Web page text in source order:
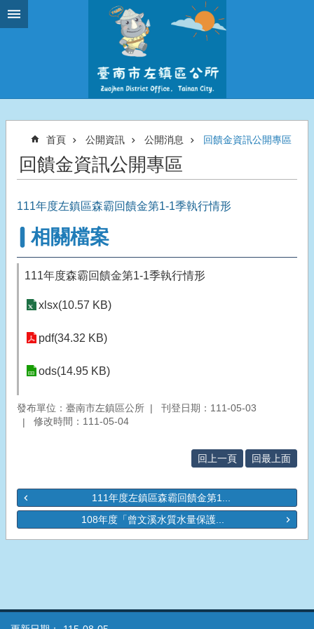
跳到主要內容區塊
首頁 公開資訊 公開消息 回饋金資訊公開專區
回饋金資訊公開專區
111年度左鎮區森霸回饋金第1-1季執行情形
相關檔案
111年度森霸回饋金第1-1季執行情形
xlsx(10.57 KB)
pdf(34.32 KB)
ods(14.95 KB)
發布單位：臺南市左鎮區公所
刊登日期：111-05-03
修改時間：111-05-04
回上一頁 回最上面
111年度左鎮區森霸回饋金第1...
108年度「曾文溪水質水量保護...